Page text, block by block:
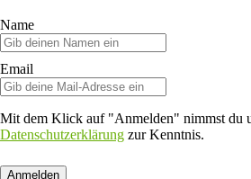
Name
Email
Mit dem Klick auf "Anmelden" nimmst du
Datenschutzerklärung zur Kenntnis.